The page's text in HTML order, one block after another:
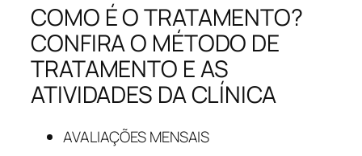
COMO É O TRATAMENTO?
CONFIRA O MÉTODO DE
TRATAMENTO E AS
ATIVIDADES DA CLÍNICA
AVALIAÇÕES MENSAIS